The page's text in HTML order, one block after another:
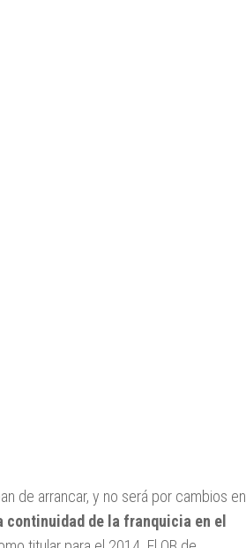
de arrancar, y no será por cambios en
continuidad de la franquicia en el